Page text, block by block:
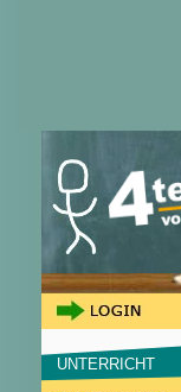
UNTERRICHT